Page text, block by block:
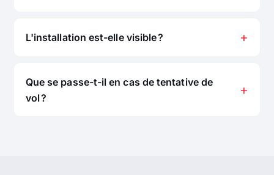
L'installation est-elle visible ?
Que se passe-t-il en cas de tentative de
vol ?